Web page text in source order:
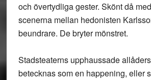
och övertydliga gester. Skönt då
scenerna mellan hedonisten
beundrare. De bryter mönstret.
Stadsteaterns upphaussade
betecknas som en happening, eller